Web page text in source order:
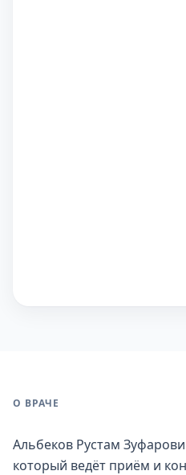
О ВРАЧЕ
Альбеков Рустам
который ведёт приём и